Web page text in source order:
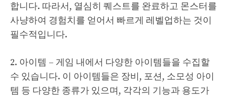
합니다. 따라서, 열심히 퀘스트를 완료하고 몬스터를
사냥하여 경험치를 얻어서 빠르게 레벨업하는 것이
필수적입니다.
2. 아이템 – 게임 내에서 다양한 아이템들을 수집할
수 있습니다. 이 아이템들은 장비, 포션, 소모성 아이
템 등 다양한 종류가 있으며, 각각의 기능과 용도가